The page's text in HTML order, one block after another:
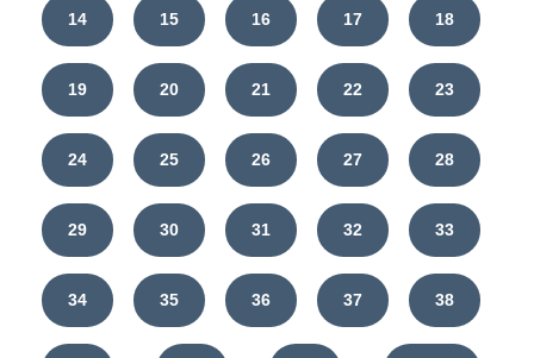
14 15 16 17 18
19 20 21 22 23
24 25 26 27 28
29 30 31 32 33
34 35 36 37 38